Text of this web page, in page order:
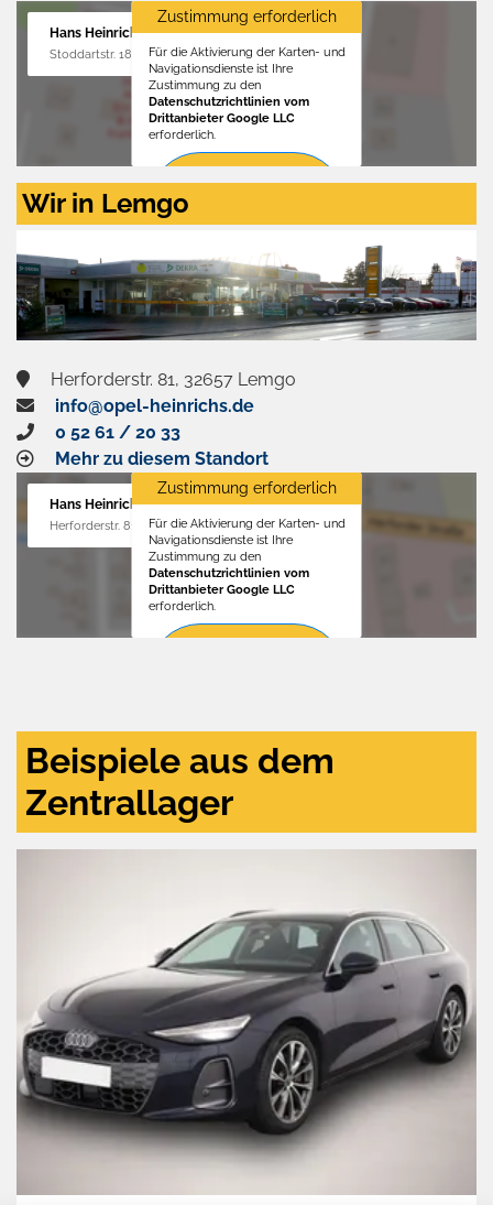
Hans Heinrichs GmbH
Stoddartstr. 18, 32758 Detmold
Zustimmung erforderlich
Für die Aktivierung der Karten- und
Navigationsdienste ist Ihre
Zustimmung zu den
Datenschutzrichtlinien vom
Drittanbieter Google LLC
erforderlich.
Zustimmen
aktivieren
Wir in Lemgo
Herforderstr. 81, 32657 Lemgo
info@opel-heinrichs.de
0 52 61 / 20 33
Mehr zu diesem Standort
Hans Heinrichs GmbH
Herforderstr. 81, 32657 Lemgo
Zustimmung erforderlich
Für die Aktivierung der Karten- und
Navigationsdienste ist Ihre
Zustimmung zu den
Datenschutzrichtlinien vom
Drittanbieter Google LLC
erforderlich.
Beispiele aus dem
Zentrallager